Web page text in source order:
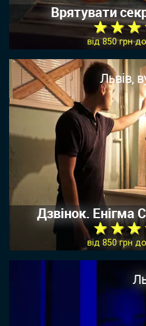
Врятувати
★ ★ ★
від 850 грн
Львів,
Дзвінок. Енігма
★ ★ ★
від 850 грн